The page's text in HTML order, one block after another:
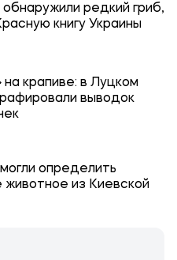
редкий гриб,
книгу Украины
крапиве: в Луцком
выводок
определить
из Киевской